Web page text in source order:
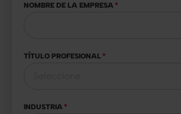
NOMBRE DE LA EMPRESA *
TÍTULO PROFESIONAL *
INDUSTRIA *